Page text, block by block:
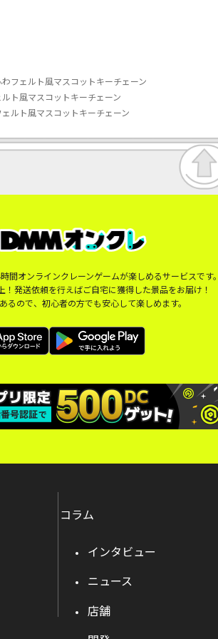
フェルト風マスコットキーチェーン
ト風マスコットキーチェーン
ルト風マスコットキーチェーン
間オンラインクレーンゲームが楽しめるサービスです
発送依頼を行えばご自宅に獲得した景品をお届け！
るので、初心者の方でも安心して楽しめます。
コラム
インタビュー
ニュース
店舗